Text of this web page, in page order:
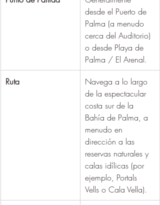
desde el Puerto de
Palma (a menudo
cerca del Auditorio)
o desde Playa de
Palma / El Arenal.
Ruta
Navega a lo largo
de la espectacular
costa sur de la
Bahía de Palma, a
menudo en
dirección a las
reservas naturales y
calas idílicas (por
ejemplo, Portals
Vells o Cala Vella).